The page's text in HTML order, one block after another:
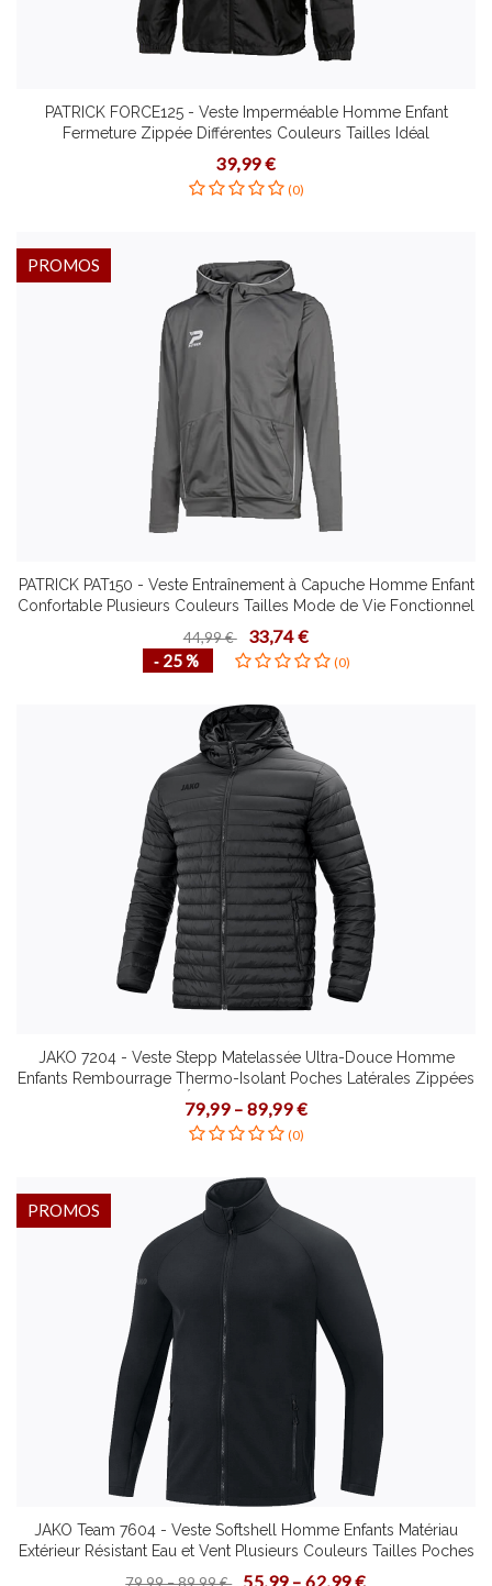
PATRICK FORCE125 - Veste Imperméable Homme Enfant
Fermeture Zippée Différentes Couleurs Tailles Idéal
Entraînement ou Loisir
39,99 €
(0)
PATRICK PAT150 - Veste Entraînement à Capuche Homme Enfant
Confortable Plusieurs Couleurs Tailles Mode de Vie Fonctionnel
Design Contemporain
44,99 € 33,74 €
‐ 25 % (0)
PROMOS
JAKO 7204 - Veste Stepp Matelassée Ultra-Douce Homme
Enfants Rembourrage Thermo-Isolant Poches Latérales Zippées
Finition Élastique Plusieurs Tailles
79,99 – 89,99 €
(0)
JAKO Team 7604 - Veste Softshell Homme Enfants Matériau
Extérieur Résistant Eau et Vent Plusieurs Couleurs Tailles Poches
Latérales Zippées Polaire Doux Intérieur
55,99 – 62,99 €
PROMOS